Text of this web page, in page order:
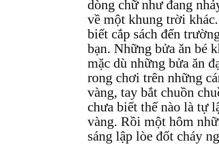
dòng chữ như đang
về một khung trời
biết cắp sách đến
bạn. Những bửa ăn bé
mặc dù những bửa ăn
rong chơi trên những
vàng, tay bắt chuồn
chưa biết thế nào là tự
vàng. Rồi một hôm
sáng lập lòe đốt cháy